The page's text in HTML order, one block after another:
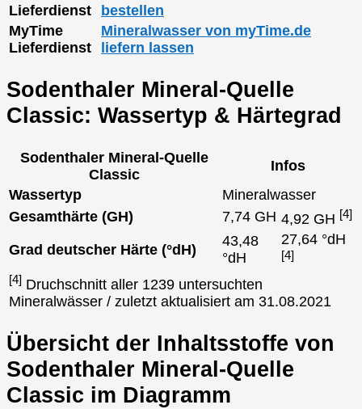
Lieferdienst
bestellen
MyTime
Lieferdienst
Mineralwasser von myTime.de
liefern lassen
Sodenthaler Mineral-Quelle
Classic: Wassertyp & Härtegrad
Sodenthaler Mineral-Quelle
Classic
Infos
Wassertyp
Mineralwasser
Gesamthärte (GH)
7,74 GH 4,92 GH [4]
Grad deutscher Härte (°dH)
43,48
°dH
27,64 °dH
[4]
[4] Druchschnitt aller 1239 untersuchten
Mineralwässer / zuletzt aktualisiert am 31.08.2021
Übersicht der Inhaltsstoffe von
Sodenthaler Mineral-Quelle
Classic im Diagramm